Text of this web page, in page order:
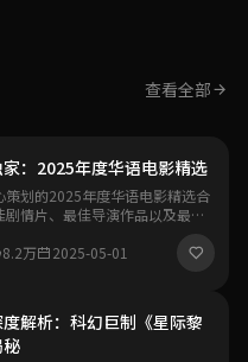
查看全部
：2025年度华语电影精选
策划的2025年度华语电影精选合
剧情片、最佳导演作品以及最具
作趋势。
8.2万 2025-05-01
解析：科幻巨制《星际黎